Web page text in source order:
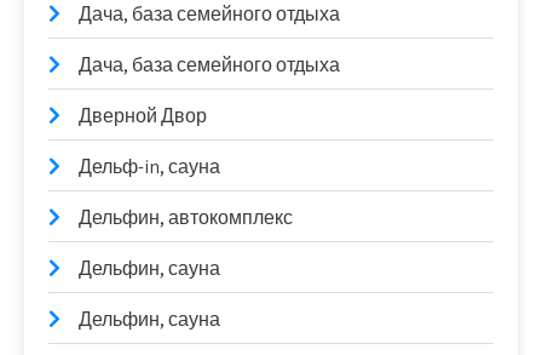
Дача, база семейного отдыха
Дача, база семейного отдыха
Дверной Двор
Дельф-in, сауна
Дельфин, автокомплекс
Дельфин, сауна
Дельфин, сауна